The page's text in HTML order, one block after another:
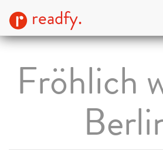
readfy.
Fröhlich